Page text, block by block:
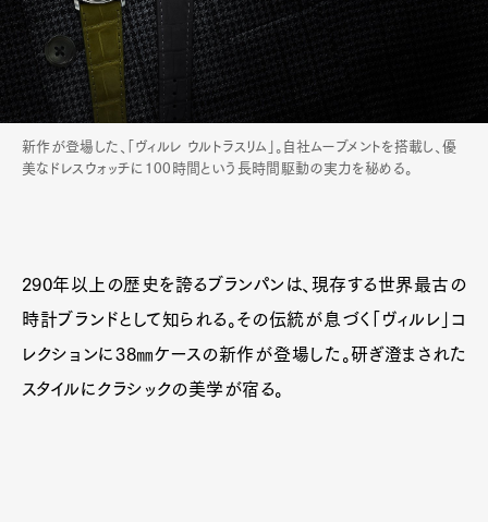
新作が登場した、「ヴィルレ ウルトラスリム」。自社ムーブメントを搭載し、優
美なドレスウォッチに100時間という長時間駆動の実力を秘める。
290年以上の歴史を誇るブランパンは、現存する世界最古の
時計ブランドとして知られる。その伝統が息づく「ヴィルレ」コ
レクションに38㎜ケースの新作が登場した。研ぎ澄まされた
スタイルにクラシックの美学が宿る。